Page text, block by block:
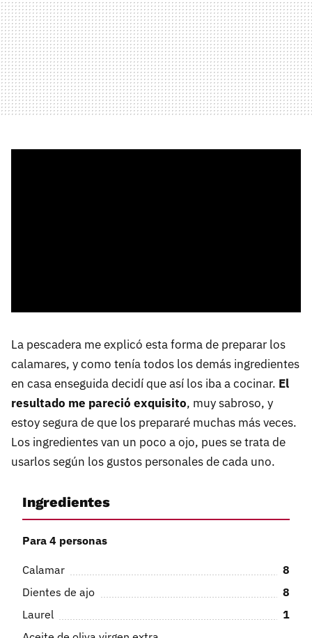
La pescadera me explicó esta forma de preparar los
calamares, y como tenía todos los demás ingredientes
en casa enseguida decidí que así los iba a cocinar. El
resultado me pareció exquisito, muy sabroso, y
estoy segura de que los prepararé muchas más veces.
Los ingredientes van un poco a ojo, pues se trata de
usarlos según los gustos personales de cada uno.
Ingredientes
Para 4 personas
Calamar
8
Dientes de ajo
8
Laurel
1